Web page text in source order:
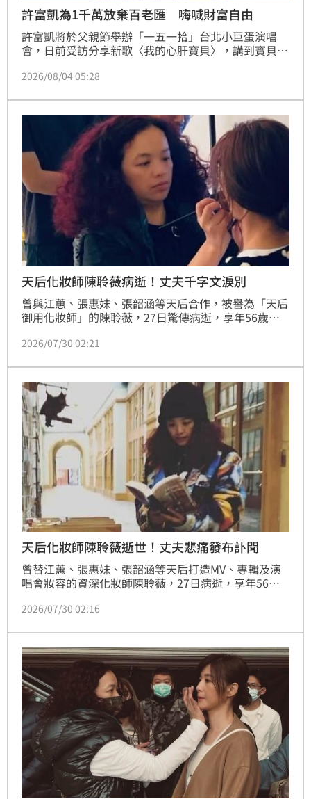
許富凱為1千萬放棄百老匯 嗨喊財富自由
許富凱將於父親節舉辦「一五一拾」台北小巨蛋演唱
會，日前受訪分享新歌〈我的心肝寶貝〉，講到寶貝，
信、爸爸留的一枚金戒指與音樂，還突然小小害羞起
下，這也是真的啦！就是我的粉絲！」
2026/08/04 05:28
天后化妝師陳聆薇病逝！丈夫千字文淚別
曾與江蕙、張惠妹、張韶涵等天后合作，被譽為「天后
御用化妝師」的陳聆薇，27日驚傳病逝，享年56歲，
公開病情，因此噩耗曝光後令不少藝人與音樂圈好友難
字句句流露25年深厚感情，令人鼻酸。
2026/07/30 02:21
天后化妝師陳聆薇逝世！丈夫悲痛發布訃聞
曾替江蕙、張惠妹、張韶涵等天后打造MV、專輯及演
唱會妝容的資深化妝師陳聆薇，27日病逝，享年56
不願對外公開病情，因此噩耗曝光後令不少藝人與業界
文，並同步公開訃聞，向所有關心她的親友說明後續告
別式安排。
2026/07/30 02:16